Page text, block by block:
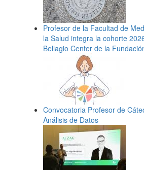
Profesor de la Facultad de
la Salud integra la cohorte
Bellagio Center de la
Convocatoria Profesor de
Análisis de Datos